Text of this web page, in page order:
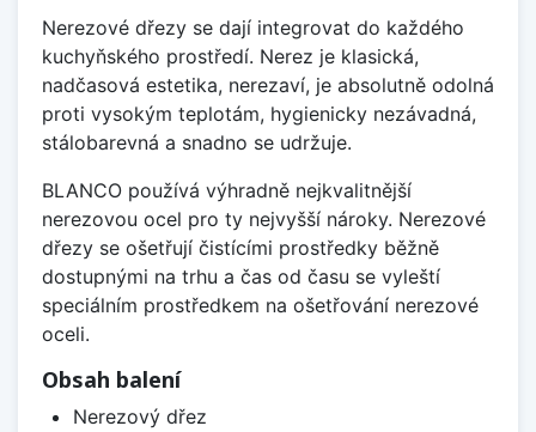
Nerezové dřezy se dají integrovat do každého
kuchyňského prostředí. Nerez je klasická,
nadčasová estetika, nerezaví, je absolutně odolná
proti vysokým teplotám, hygienicky nezávadná,
stálobarevná a snadno se udržuje.
BLANCO používá výhradně nejkvalitnější
nerezovou ocel pro ty nejvyšší nároky. Nerezové
dřezy se ošetřují čistícími prostředky běžně
dostupnými na trhu a čas od času se vyleští
speciálním prostředkem na ošetřování nerezové
oceli.
Obsah balení
Nerezový dřez